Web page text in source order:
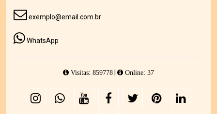
exemplo@email.com.br
WhatsApp
Visitas: 859778| Online: 37